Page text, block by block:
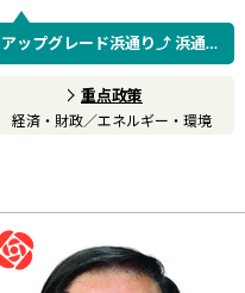
アップグレード浜通り⤴️ 浜通り
から日本を強く豊かに⤴️
重点政策
経済・財政／エネルギー・環境